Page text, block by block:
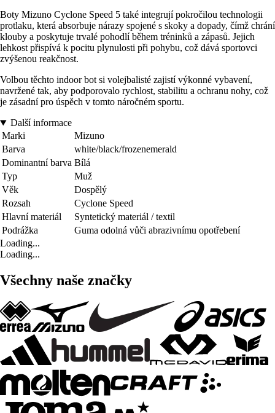
Boty Mizuno Cyclone Speed 5 také integrují pokročilou technologii
protlaku, která absorbuje nárazy spojené s skoky a dopady, čímž chrání
klouby a poskytuje trvalé pohodlí během tréninků a zápasů. Jejich
lehkost přispívá k pocitu plynulosti při pohybu, což dává sportovci
zvýšenou reakčnost.
Volbou těchto indoor bot si volejbalisté zajistí výkonné vybavení,
navržené tak, aby podporovalo rychlost, stabilitu a ochranu nohy, což
je zásadní pro úspěch v tomto náročném sportu.
Další informace
Marki
Mizuno
Barva
white/black/frozenemerald
Dominantní barva Bílá
Typ
Muž
Věk
Dospělý
Rozsah
Cyclone Speed
Hlavní materiál
Syntetický materiál / textil
Podrážka
Guma odolná vůči abrazivnímu opotřebení
Loading...
Loading...
Všechny naše značky